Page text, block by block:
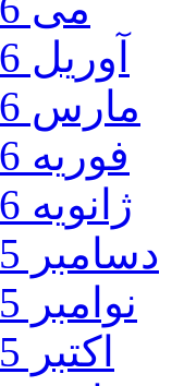
آوریل 2016
مارس 2016
فوریه 2016
ژانویه 2016
دسامبر 2015
نوامبر 2015
اکتبر 2015